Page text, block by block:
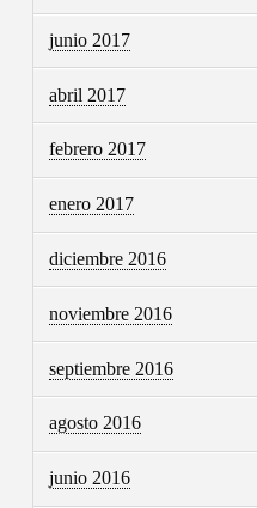
junio 2017
abril 2017
febrero 2017
enero 2017
diciembre 2016
noviembre 2016
septiembre 2016
agosto 2016
junio 2016